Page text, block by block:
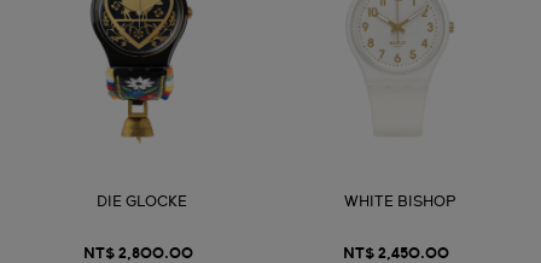
DIE GLOCKE
NT$ 2,800.00
WHITE BISHOP
NT$ 2,450.00